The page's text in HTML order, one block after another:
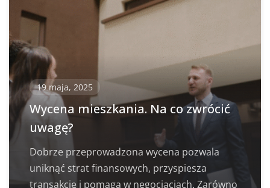
19 maja, 2025
Wycena mieszkania. Na co zwrócić
uwagę?
Dobrze przeprowadzona wycena pozwala
uniknąć strat finansowych, przyspiesza
transakcję i pomaga w negocjacjach. Zarówno